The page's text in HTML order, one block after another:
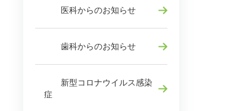
医科からのお知らせ
歯科からのお知らせ
新型コロナウイルス感染
症